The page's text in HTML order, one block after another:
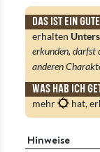
Das ist ein
erhalten
erkunden, darfst
anderen
Was hab ich
mehr
hat,
Hinweise